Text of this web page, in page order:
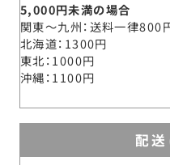
5,000円未満の場合
関東～九州 送料一律800円
北海道 1300円
東北 1000円
沖縄 1100円
配送